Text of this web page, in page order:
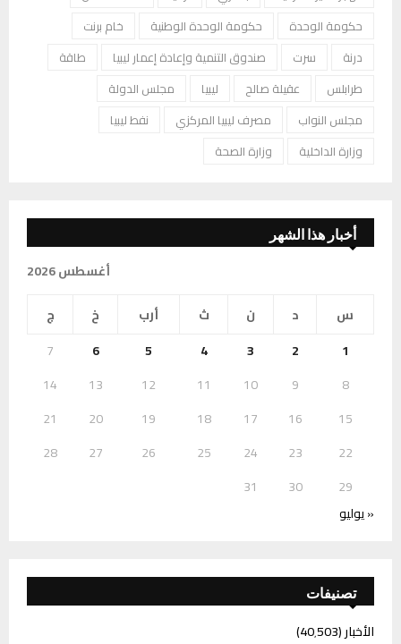
حكومة الوحدة
حكومة الوحدة الوطنية
خام برنت
درنة
سرت صندوق التنمية وإعادة إعمار ليبيا
طاقة
طرابلس
عقيلة صالح ليبيا
مجلس الدولة
مجلس النواب
مصرف ليبيا المركزي
نفط ليبيا
وزارة الداخلية
وزارة الصحة
أخبار هذا الشهر
أغسطس 2026
س
د ن ث أرب خ
ج
1
2
3
4
5
6
7
8
9
10
11
12
13
14
15
16
17
18
19
20
21
22
23
24
25
26
27
28
29
30
31
« يوليو
تصنيفات
الأخبار(40٬503)